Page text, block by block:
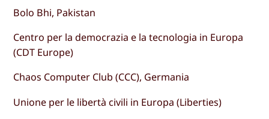
Bolo Bhi, Pakistan
Centro per la democrazia e la tecnologia in Europa
(CDT Europe)
Chaos Computer Club (CCC), Germania
Unione per le libertà civili in Europa (Liberties)